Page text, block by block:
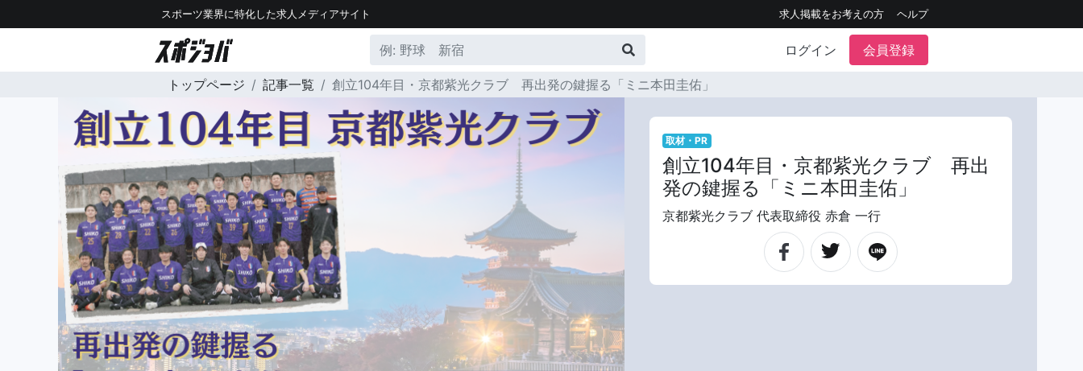
スポーツ業界に特化した求人メディアサイト 求人掲載をお考えの方 ヘルプ
ログイン 会員登録
トップページ 記事一覧 創立104年目・京都紫光クラブ 再出発の鍵握る「ミニ本田圭佑」
取材・PR
創立104年目・京都紫光クラブ 再出
発の鍵握る「ミニ本田圭佑」
京都紫光クラブ 代表取締役 赤倉 一行